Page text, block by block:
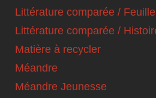
Littérature comparée /
Littérature comparée /
Matière à recycler
Méandre
Méandre Jeunesse